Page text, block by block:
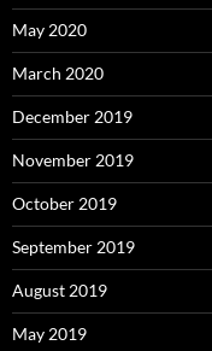
May 2020
March 2020
December 2019
November 2019
October 2019
September 2019
August 2019
May 2019